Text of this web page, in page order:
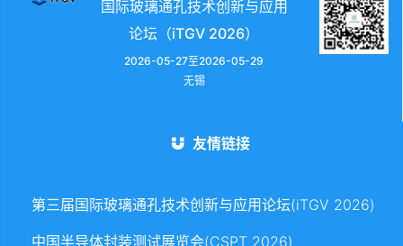
国际玻璃通孔技术创新与应用
论坛（iTGV 2026）
2026-05-27至2026-05-29
无锡
友情链接
第三届国际玻璃通孔技术创新与应用论坛(iTGV 2026)
中国半导体封装测试展览会(CSPT 2026)